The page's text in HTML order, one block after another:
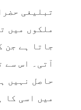
تبلیغی
ملکوں میں
جاتا ہے جن
آتی۔ اس سے
حاصل نہیں
میں اسی کا